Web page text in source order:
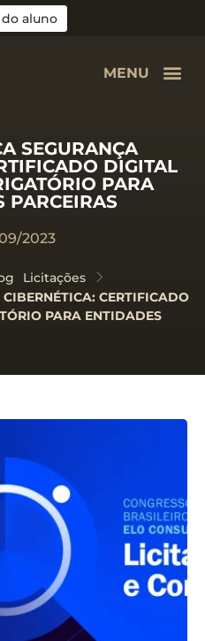
aluno
MENU
SEGURANÇA
DIGITAL
PARA
PARCEIRAS
2023
Licitações
CERTIFICADO
PARA ENTIDADES